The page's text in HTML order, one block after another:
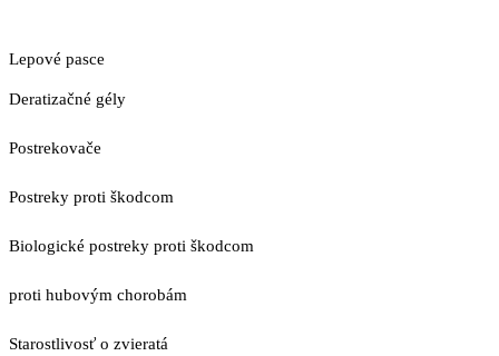
Lepové pasce
Deratizačné gély
Postrekovače
Postreky proti škodcom
Biologické postreky proti škodcom
proti hubovým chorobám
Starostlivosť o zvieratá